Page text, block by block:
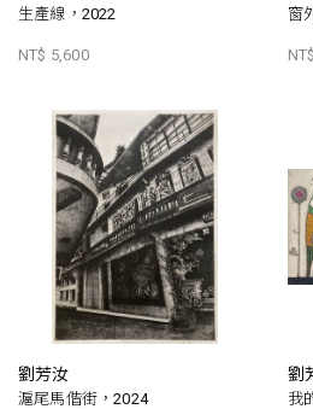
生產線，2022
NT$ 5,600
窗
劉芳汝
滬尾馬偕街，2024
劉
我